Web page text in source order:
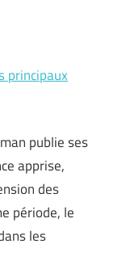
principaux
publie ses
apprise,
des
période, le
les